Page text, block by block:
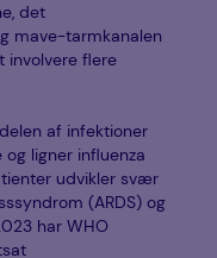
det
mave-tarmkanalen
involvere flere
af infektioner
ligner influenza
udvikler svær
(ARDS) og
har WHO